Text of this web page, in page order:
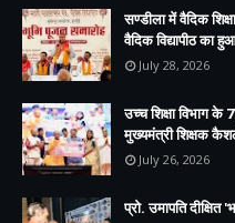
सण्डीला में वैदिक
वैदिक विद्यापीठ का
July 28, 2026
उच्च शिक्षा विभाग
मुख्यमंत्री शिक्षक
July 26, 2026
प्रो. उमापति